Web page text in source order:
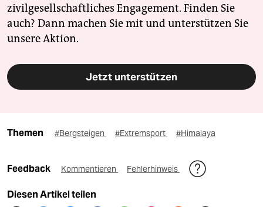
zivilgesellschaftliches Engagement. Finden Sie
auch? Dann machen Sie mit und unterstützen Sie
unsere Aktion.
Jetzt unterstützen
Themen #Bergsteigen #Extremsport #Himalaya
Feedback Kommentieren Fehlerhinweis
Diesen Artikel teilen